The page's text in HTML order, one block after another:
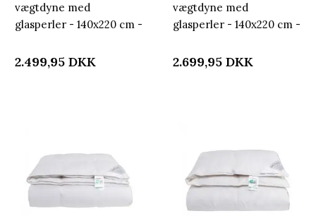
vægtdyne med
glasperler - 140x220 cm -
vægt - Lun kugledyne fra
2.499,95 DKK
vægtdyne med
glasperler - 140x220 cm -
vægt - Lun kugledyne fra
2.699,95 DKK